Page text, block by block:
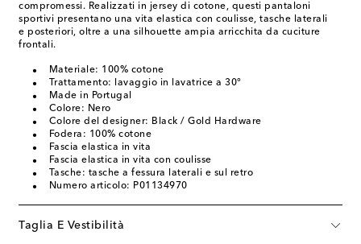
compromessi. Realizzati in jersey di cotone, questi pantaloni
sportivi presentano una vita elastica con coulisse, tasche laterali
e posteriori, oltre a una silhouette ampia arricchita da cuciture
frontali.
Materiale: 100% cotone
Trattamento: lavaggio in lavatrice a 30°
Made in Portugal
Colore: Nero
Colore del designer: Black / Gold Hardware
Fodera: 100% cotone
Fascia elastica in vita
Fascia elastica in vita con coulisse
Tasche: tasche a fessura laterali e sul retro
Numero articolo: P01134970
Taglia E Vestibilità